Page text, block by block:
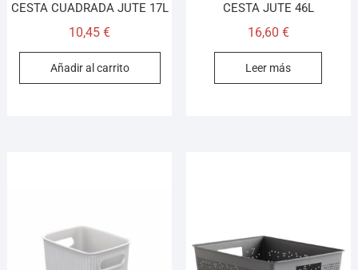
CESTA CUADRADA JUTE 17L
10,45€
Añadir al carrito
CESTA JUTE 46L
16,60 €
Leer más